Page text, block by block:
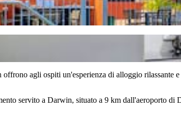
agli ospiti un'esperienza di alloggio rilassante
servito a Darwin, situato a 9 km dall'aeroporto